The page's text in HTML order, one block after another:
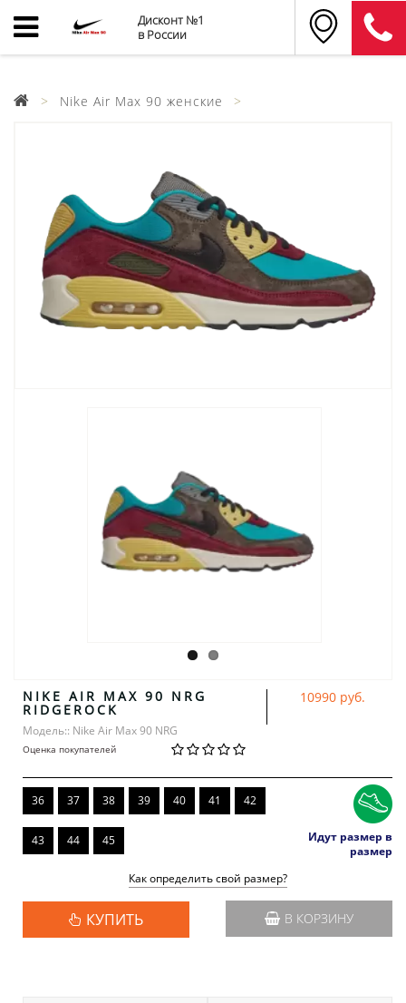
Дисконт №1
в России
Nike Air Max 90 женские
NIKE AIR MAX 90 NRG
RIDGEROCK
Модель:: Nike Air Max 90 NRG
Оценка покупателей
10990 руб.
36 37 38 39 40 41 42
43 44 45
Идут размер в
размер
Как определить свой размер?
КУПИТЬ В КОРЗИНУ